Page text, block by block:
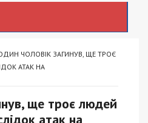
ЧОЛОВІК ЗАГИНУВ, ЩЕ ТРОЄ
АТАК НА
ще троє людей
атак на